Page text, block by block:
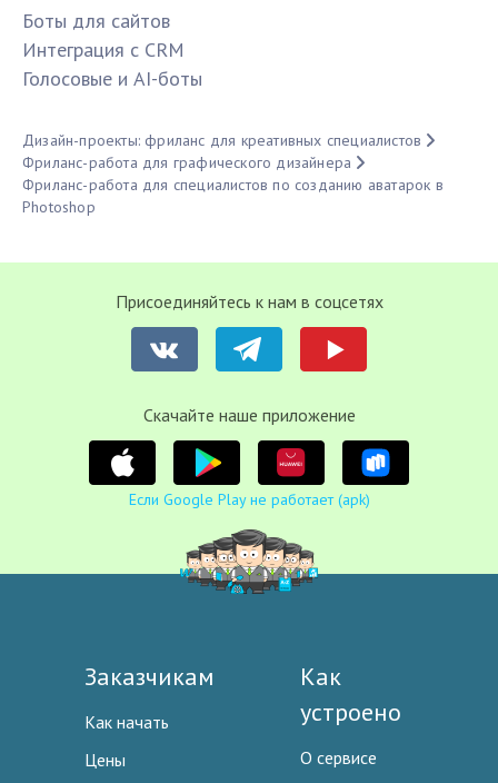
Боты для сайтов
Интеграция с CRM
Голосовые и AI-боты
Дизайн-проекты: фриланс для креативных специалистов
Фриланс-работа для графического дизайнера
Фриланс-работа для специалистов по созданию аватарок в
Photoshop
Присоединяйтесь к нам в соцсетях
Cкачайте наше приложение
Если Google Play не работает (apk)
Заказчикам
Как начать
Цены
Как
устроено
О сервисе